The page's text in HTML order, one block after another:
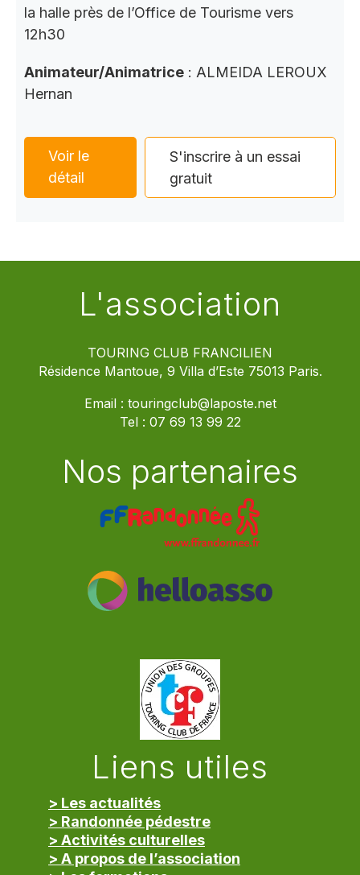
la halle près de l’Office de Tourisme vers
12h30
Animateur/Animatrice : ALMEIDA LEROUX
Hernan
Voir le
détail
S'inscrire à un essai
gratuit
L'association
TOURING CLUB FRANCILIEN
Résidence Mantoue, 9 Villa d’Este 75013 Paris.
Email : touringclub@laposte.net
Tel : 07 69 13 99 22
Nos partenaires
Liens utiles
> Les actualités
> Randonnée pédestre
> Activités culturelles
> A propos de l’association